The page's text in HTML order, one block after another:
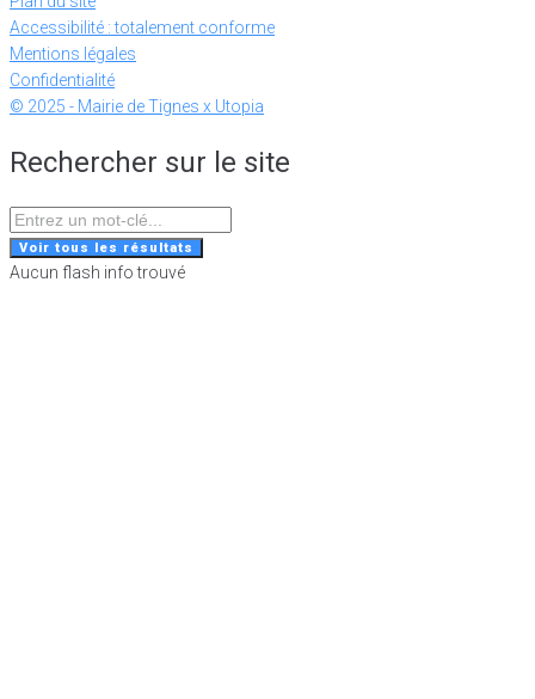
Accessibilité : totalement conforme
Mentions légales
Confidentialité
© 2025 - Mairie de Tignes x Utopia
Rechercher sur le site
Search
...Voir tous les résultats
Aucun flash info trouvé